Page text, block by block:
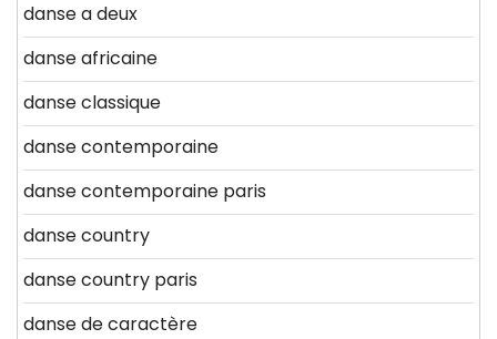
danse a deux
danse africaine
danse classique
danse contemporaine
danse contemporaine paris
danse country
danse country paris
danse de caractère